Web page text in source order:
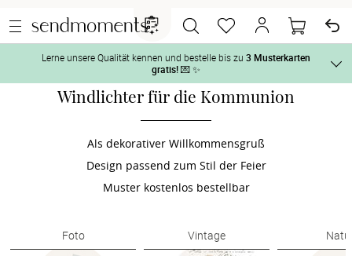
Lerne unsere Qualität kennen und bestelle bis zu 3 Musterkarten
gratis!💌 ✨
1. Wähle bis zu 3 Kartendesigns aus und gestalte sie nach Deinen
2. Aktiviere „kostenlose Musterkarte“ auf der jeweiligen
Produktseite und lasse Dir die Karten kostenlos per Post zusenden.
Windlichter für die Kommunion
Als dekorativer Willkommensgruß
Design passend zum Stil der Feier
Muster kostenlos bestellbar
Foto Vintage